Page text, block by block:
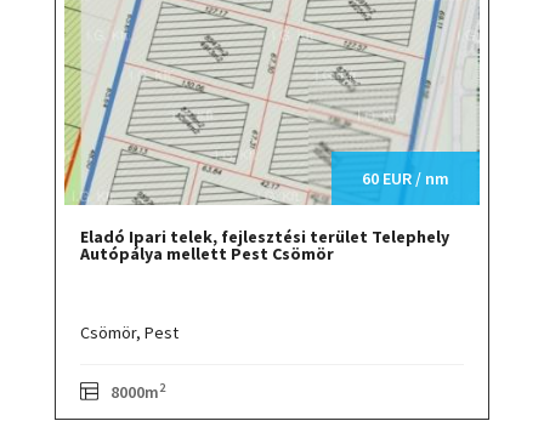
60 EUR / nm
Eladó Ipari telek, fejlesztési terület Telephely
Autópálya mellett Pest Csömör
Csömör, Pest
8000m2